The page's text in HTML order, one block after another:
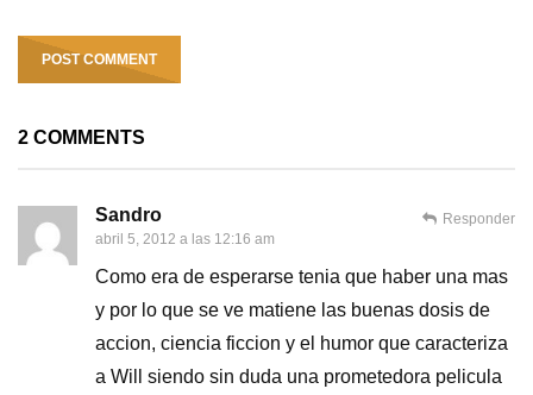
2 COMMENTS
Sandro
abril 5, 2012 a las 12:16 am
Como era de esperarse tenia que haber una mas
y por lo que se ve matiene las buenas dosis de
accion, ciencia ficcion y el humor que caracteriza
a Will siendo sin duda una prometedora pelicula
Responder